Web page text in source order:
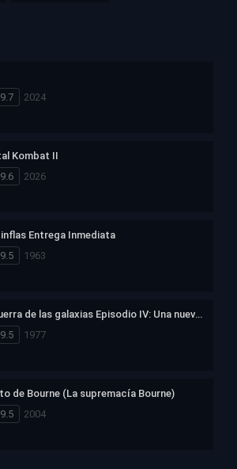
9.7
2024
Kombat II
9.6
2026
Entrega Inmediata
9.5
1963
La guerra de las galaxias Episodio IV: Una nueva esperanza
9.5
1977
de Bourne (La supremacía Bourne)
9.5
2004